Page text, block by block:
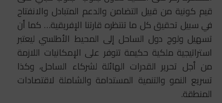
قيم كونية من قبيل التضامن والدعم المتبادل والانفتاح
في سبيل تحقيق كل ما تنتظره قارتنا الإفريقية… كما أن
تسهيل ولوج دول الساحل إلى المحيط الأطلسي ليعتبر
استراتيجية ملكية حكيمة تتوفر على الإمكانيات اللازمة
من أجل تحرير القدرات الهائلة لشركاء الساحل، وكذا
تسريع النمو والتنمية المستدامة والشاملة لاقتصادات
المنطقة.